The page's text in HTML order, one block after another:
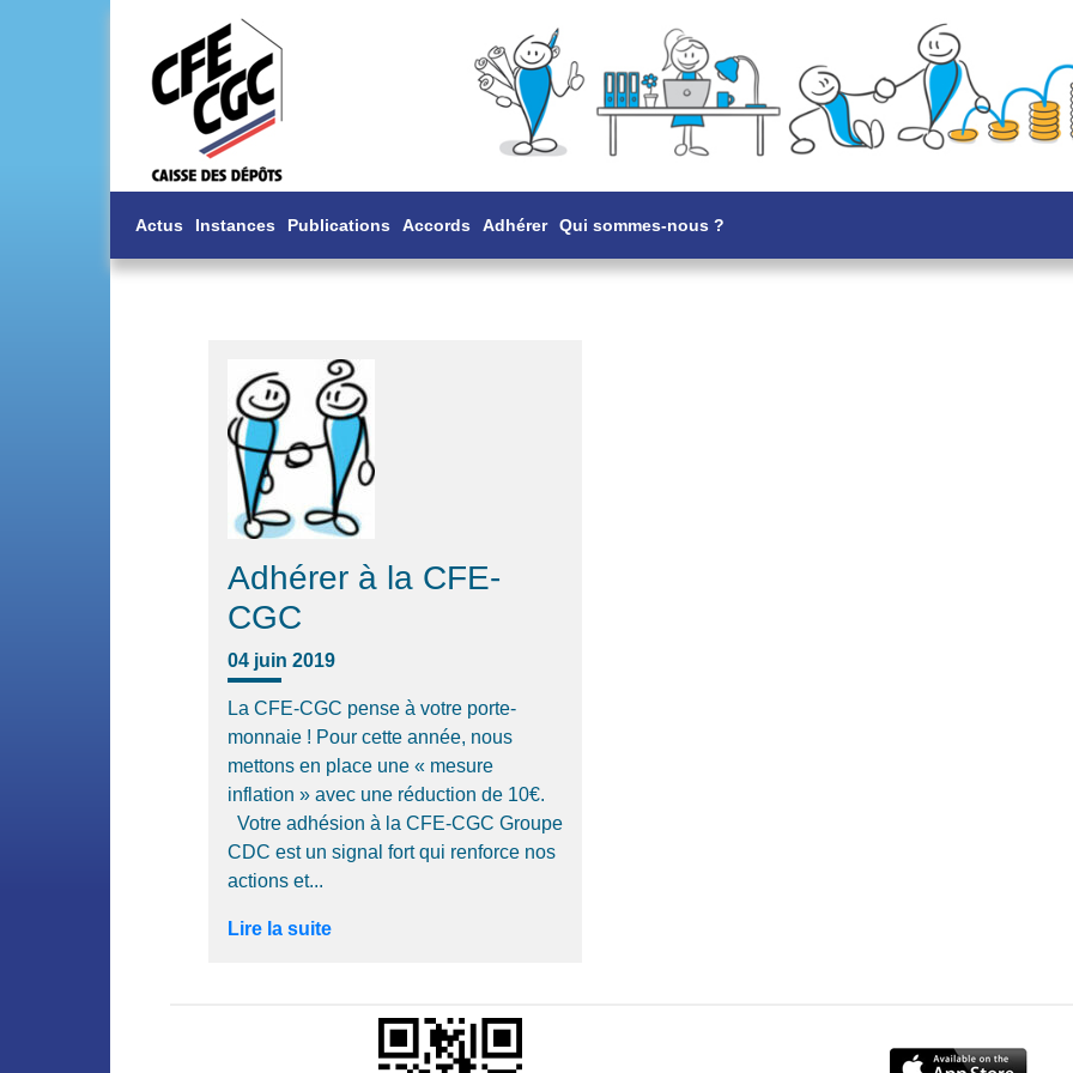
Actus Instances Publications Accords Adhérer Qui sommes-nous ?
Adhérer à la CFE-
CGC
04 juin 2019
La CFE-CGC pense à votre porte-
monnaie ! Pour cette année, nous
mettons en place une « mesure
inflation » avec une réduction de 10€.
Votre adhésion à la CFE-CGC Groupe
CDC est un signal fort qui renforce nos
actions et...
Lire la suite